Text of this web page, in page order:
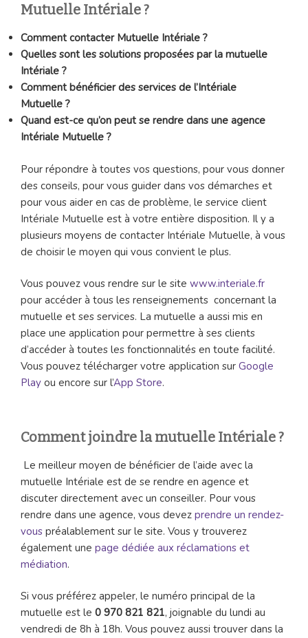
Mutuelle Intériale ?
Comment contacter Mutuelle Intériale ?
Quelles sont les solutions proposées par la mutuelle
Intériale ?
Comment bénéficier des services de l’Intériale
Mutuelle ?
Quand est-ce qu’on peut se rendre dans une agence
Intériale Mutuelle ?
Pour répondre à toutes vos questions, pour vous donner
des conseils, pour vous guider dans vos démarches et
pour vous aider en cas de problème, le service client
Intériale Mutuelle est à votre entière disposition. Il y a
plusieurs moyens de contacter Intériale Mutuelle, à vous
de choisir le moyen qui vous convient le plus.
Vous pouvez vous rendre sur le site www.interiale.fr
pour accéder à tous les renseignements concernant la
mutuelle et ses services. La mutuelle a aussi mis en
place une application pour permettre à ses clients
d’accéder à toutes les fonctionnalités en toute facilité.
Vous pouvez télécharger votre application sur Google
Play ou encore sur l’App Store.
Comment joindre la mutuelle Intériale ?
Le meilleur moyen de bénéficier de l’aide avec la
mutuelle Intériale est de se rendre en agence et
discuter directement avec un conseiller. Pour vous
rendre dans une agence, vous devez prendre un rendez-
vous préalablement sur le site. Vous y trouverez
également une page dédiée aux réclamations et
médiation.
Si vous préférez appeler, le numéro principal de la
mutuelle est le 0 970 821 821, joignable du lundi au
vendredi de 8h à 18h. Vous pouvez aussi trouver dans la